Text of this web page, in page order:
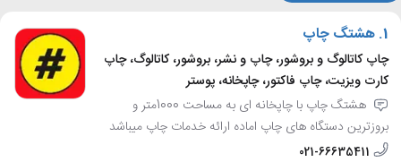
1. هشتگ چاپ
چاپ کاتالوگ و بروشور، چاپ و نشر، بروشور، کاتالوگ، چاپ
کارت ویزیت، چاپ فاکتور، چاپخانه، پوستر
هشتگ چاپ با چاپخانه ای به مساحت 1000متر و
بروزترین دستگاه های چاپ اماده ارائه خدمات چاپ میباشد
021-66635411